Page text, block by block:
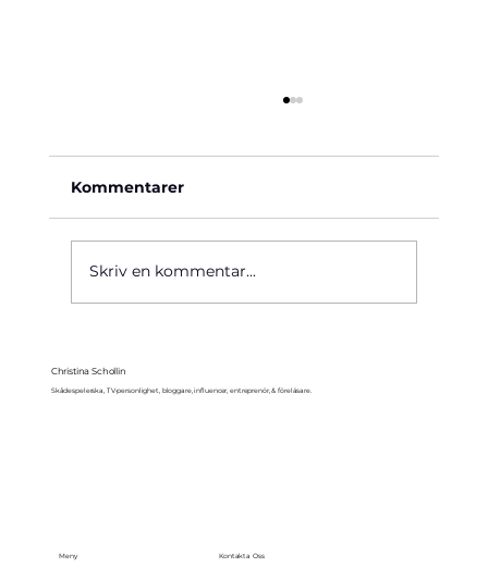
Kommentarer
Skriv en kommentar...
Christina Schollin
Skådespelerska, TV-personlighet, bloggare, influencer, entreprenör, & föreläsare.
Meny Kontakta Oss